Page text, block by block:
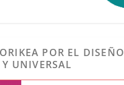
POR EL DISEÑO
UNIVERSAL